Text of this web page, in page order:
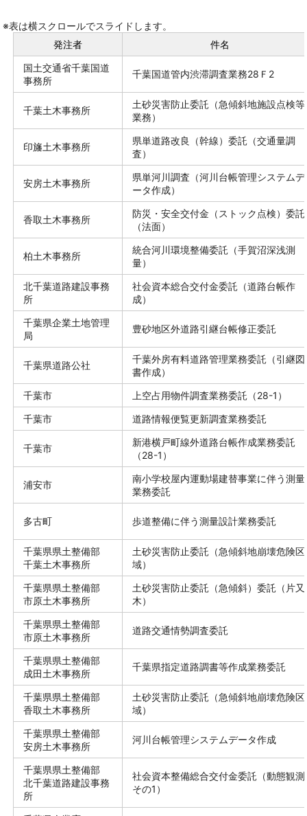
※表は横スクロールでスライドします。
発注者
件名
国土交通省千葉国道
事務所
千葉国道管内渋滞調査業務28Ｆ2
千葉土木事務所
土砂災害防止委託（急傾斜地施設点検等
業務）
印旛土木事務所
県単道路改良（幹線）委託（交通量調
査）
安房土木事務所
県単河川調査（河川台帳管理システムデ
ータ作成）
香取土木事務所
防災・安全交付金（ストック点検）委託
（法面）
柏土木事務所
統合河川環境整備委託（手賀沼深浅測
量）
北千葉道路建設事務
所
社会資本総合交付金委託（道路台帳作
成）
千葉県企業土地管理
局
豊砂地区外道路引継台帳修正委託
千葉県道路公社
千葉外房有料道路管理業務委託（引継図
書作成）
千葉市
上空占用物件調査業務委託（28-1）
千葉市
道路情報便覧更新調査業務委託
千葉市
新港横戸町線外道路台帳作成業務委託
（28-1）
浦安市
南小学校屋内運動場建替事業に伴う測量
業務委託
多古町 歩道整備に伴う測量設計業務委託
千葉県県土整備部
千葉土木事務所
土砂災害防止委託（急傾斜地崩壊危険区
域）
千葉県県土整備部
市原土木事務所
土砂災害防止委託（急傾斜）委託（片又
木）
千葉県県土整備部
市原土木事務所
道路交通情勢調査委託
千葉県県土整備部
成田土木事務所
千葉県指定道路調書等作成業務委託
千葉県県土整備部
香取土木事務所
土砂災害防止委託（急傾斜地崩壊危険区
域）
千葉県県土整備部
安房土木事務所
河川台帳管理システムデータ作成
千葉県県土整備部
北千葉道路建設事務
所
社会資本整備総合交付金委託（動態観測
その1）